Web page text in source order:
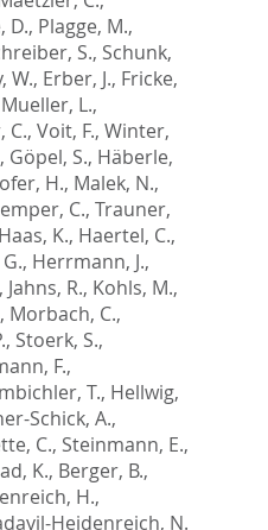
D., Plagge, M.,
S., Schunk,
W., Erber, J., Fricke,
Mueller, L.,
C., Voit, F., Winter,
, Göpel, S., Häberle,
H., Malek, N.,
C., Trauner,
Haas, K., Haertel, C.,
, Herrmann, J.,
, Jahns, R., Kohls, M.,
, Morbach, C.,
, Stoerk, S.,
F.,
T., Hellwig,
Schick, A.,
C., Steinmann, E.,
K., Berger, B.,
H.,
Heidenreich, N.